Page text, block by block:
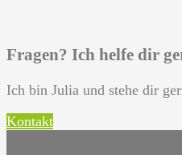
Fragen? Ich helfe dir
Ich bin Julia und stehe dir
Kontakt